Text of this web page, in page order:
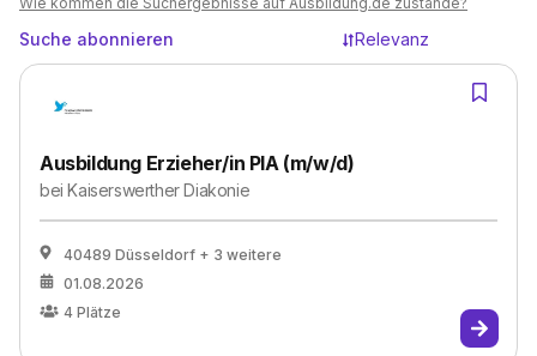
Suche abonnieren Relevanz
Ausbildung Erzieher/in PIA (m/w/d)
beiKaiserswerther Diakonie
40489 Düsseldorf + 3 weitere
01.08.2026
4 Plätze